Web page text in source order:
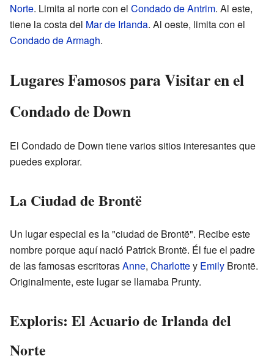
Norte. Limita al norte con el Condado de Antrim. Al este,
tiene la costa del Mar de Irlanda. Al oeste, limita con el
Condado de Armagh.
Lugares Famosos para Visitar en el
Condado de Down
El Condado de Down tiene varios sitios interesantes que
puedes explorar.
La Ciudad de Brontë
Un lugar especial es la "ciudad de Brontë". Recibe este
nombre porque aquí nació Patrick Brontë. Él fue el padre
de las famosas escritorasAnne, Charlottey Emily Brontë.
Originalmente, este lugar se llamaba Prunty.
Exploris: El Acuario de Irlanda del
Norte